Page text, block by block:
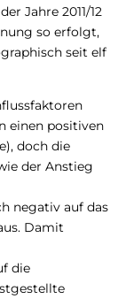
Jahre 2011/12
so erfolgt,
seit elf
einen positiven
doch die
der Anstieg
negativ auf das
Damit
die